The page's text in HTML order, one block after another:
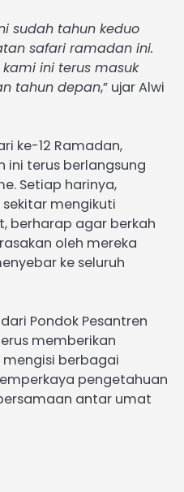
sudah tahun keduo
safari ramadan ini.
ini terus masuk
tahun depan,” ujar Alwi
ke-12 Ramadan,
ini terus berlangsung
Setiap harinya,
mengikuti
berharap agar berkah
oleh mereka
ke seluruh
Pondok Pesantren
memberikan
berbagai
pengetahuan
antar umat